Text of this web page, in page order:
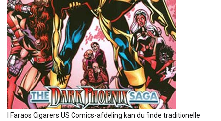
I Faraos Cigarers US Comics-afdeling kan du finde traditionelle